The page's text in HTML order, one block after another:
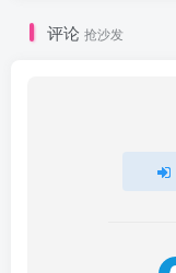
评论 抢沙发